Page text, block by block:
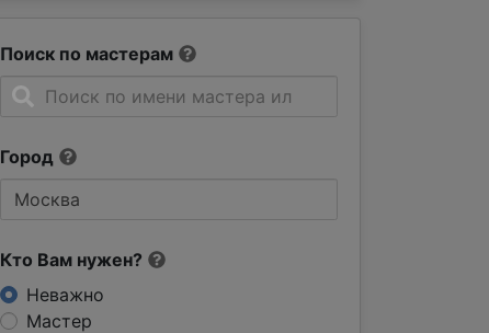
Поиск по мастерам
Город
Кто Вам нужен?
Неважно
Мастер